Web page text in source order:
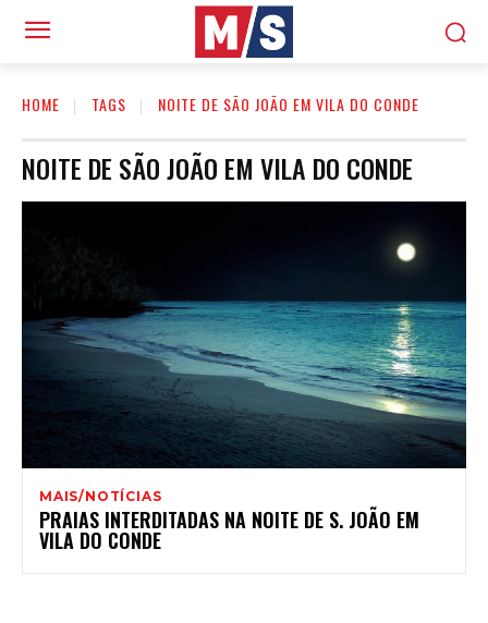
HOME TAGS NOITE DE SÃO JOÃO EM VILA DO CONDE
NOITE DE SÃO JOÃO EM VILA DO CONDE
MAIS/NOTÍCIAS
PRAIAS INTERDITADAS NA NOITE DE S. JOÃO EM
VILA DO CONDE